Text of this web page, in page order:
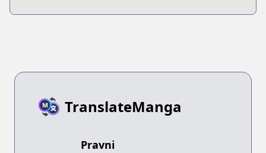
TranslateManga
Pravni